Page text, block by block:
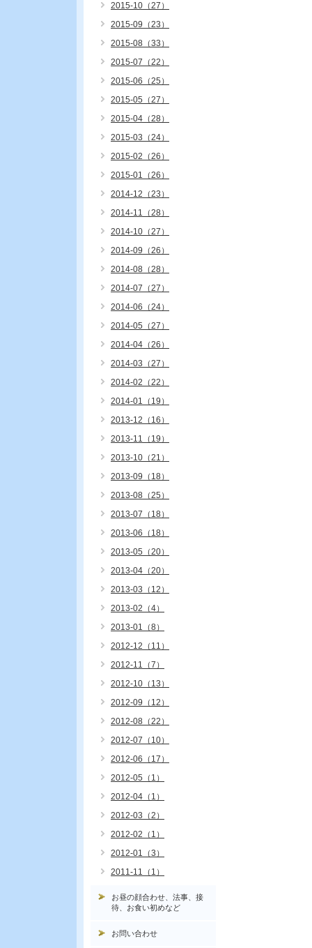
2015-10（27）
2015-09（23）
2015-08（33）
2015-07（22）
2015-06（25）
2015-05（27）
2015-04（28）
2015-03（24）
2015-02（26）
2015-01（26）
2014-12（23）
2014-11（28）
2014-10（27）
2014-09（26）
2014-08（28）
2014-07（27）
2014-06（24）
2014-05（27）
2014-04（26）
2014-03（27）
2014-02（22）
2014-01（19）
2013-12（16）
2013-11（19）
2013-10（21）
2013-09（18）
2013-08（25）
2013-07（18）
2013-06（18）
2013-05（20）
2013-04（20）
2013-03（12）
2013-02（4）
2013-01（8）
2012-12（11）
2012-11（7）
2012-10（13）
2012-09（12）
2012-08（22）
2012-07（10）
2012-06（17）
2012-05（1）
2012-04（1）
2012-03（2）
2012-02（1）
2012-01（3）
2011-11（1）
お昼の顔合わせ、法事、接
待、お食い初めなど
お問い合わせ